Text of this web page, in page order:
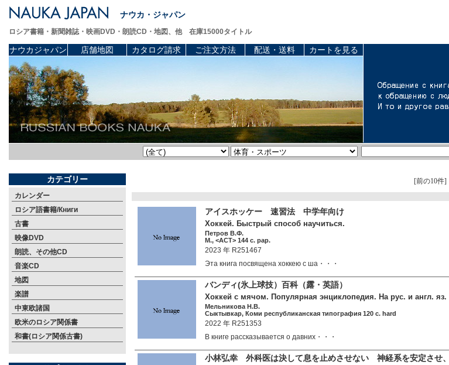
ナウカ・ジャパン
ロシア書籍・新聞雑誌・映画DVD・朗読CD・地図、他 在庫15000タイトル
ナウカジャパン 店舗地図 カタログ請求 ご注文方法 配送・送料 カートを見る
カテゴリー
カレンダー
ロシア語書籍/Книги
古書
映像DVD
朗読、その他CD
音楽CD
地図
楽譜
中東欧諸国
欧米のロシア関係書
和書(ロシア関係古書)
[前の10件]
アイスホッケー 速習法 中学年向け
Хоккей. Быстрый способ научиться.
Петров В.Ф.
М., <АСТ> 144 c. pap.
2023 年 R251467
Эта книга посвящена хоккею с ша・・・
バンディ(氷上球技）百科（露・英語）
Хоккей с мячом. Популярная энциклопедия. На рус. и англ. яз.
Мельникова Н.В.
Сыктывкар, Коми республиканская типография 120 c. hard
2022 年 R251353
В книге рассказывается о давних・・・
小林弘幸 外科医は決して息を止めさせない 神経系を安定させ